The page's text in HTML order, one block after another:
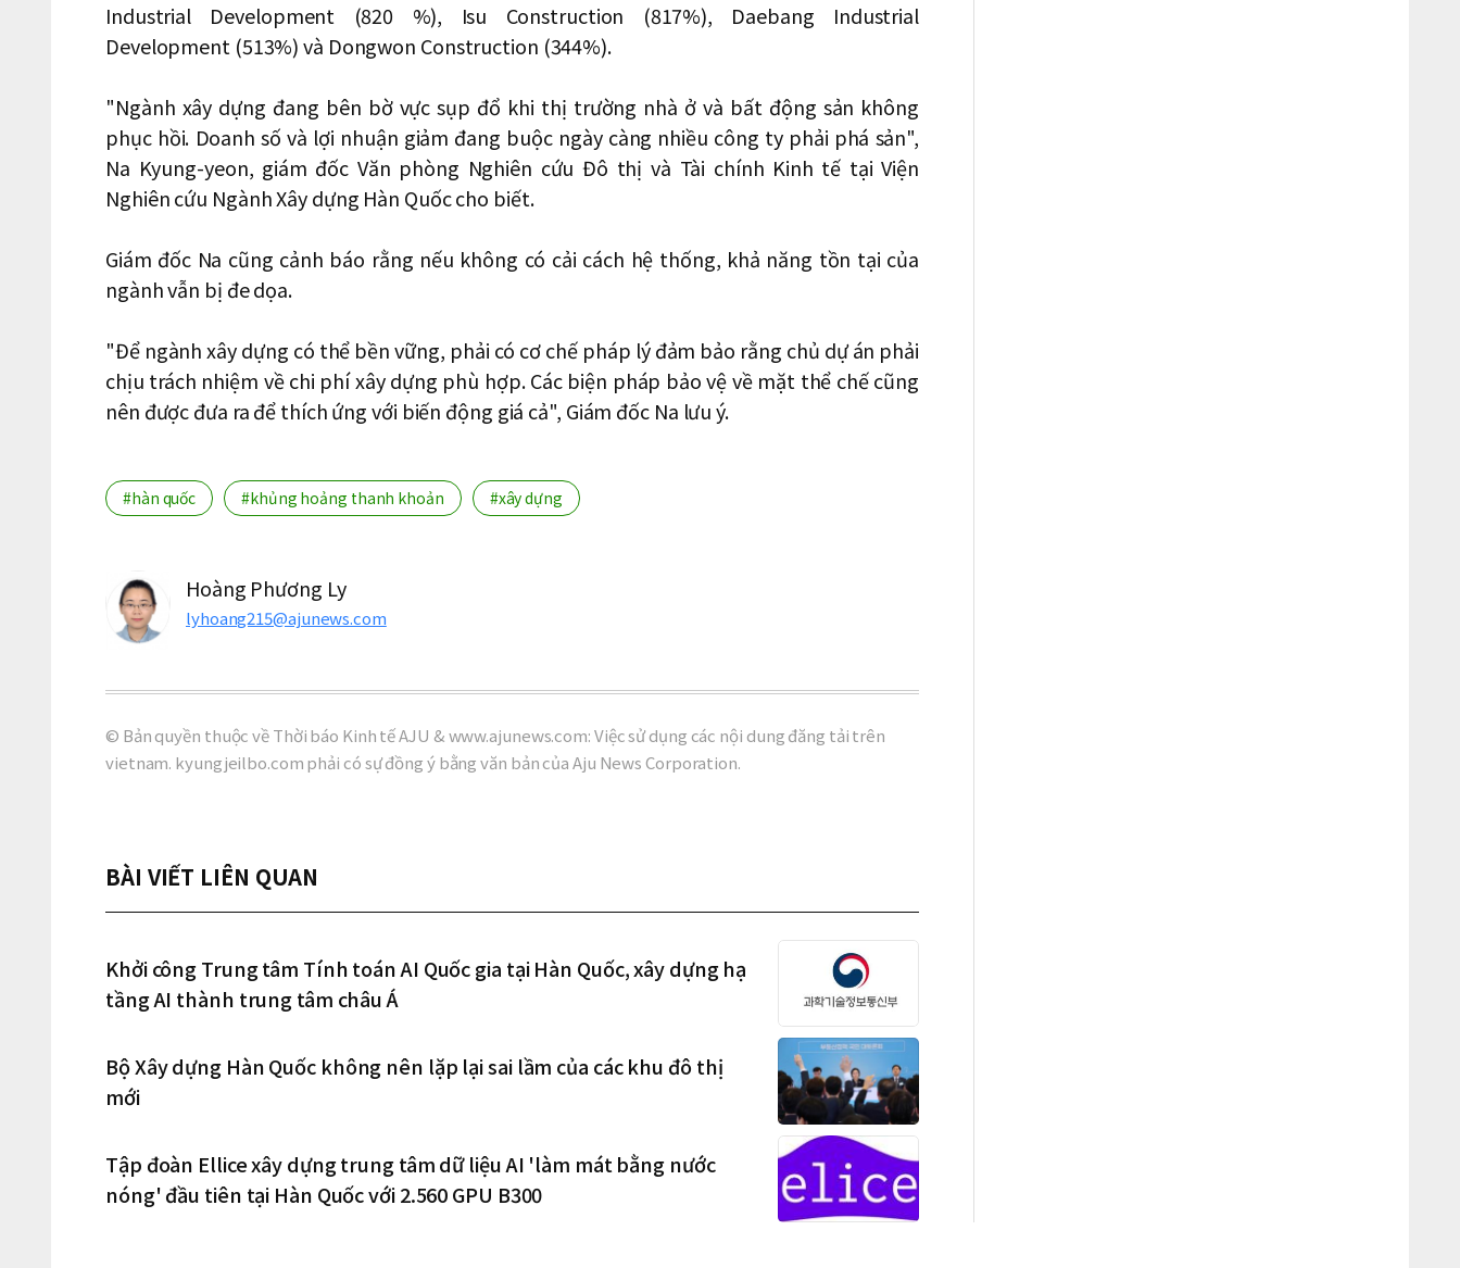
Industrial Development (820 %), Isu Construction (817%), Daebang Industrial
Development (513%) và Dongwon Construction (344%).
"Ngành xây dựng đang bên bờ vực sụp đổ khi thị trường nhà ở và bất động sản không
phục hồi. Doanh số và lợi nhuận giảm đang buộc ngày càng nhiều công ty phải phá sản",
Na Kyung-yeon, giám đốc Văn phòng Nghiên cứu Đô thị và Tài chính Kinh tế tại Viện
Nghiên cứu Ngành Xây dựng Hàn Quốc cho biết.
Giám đốc Na cũng cảnh báo rằng nếu không có cải cách hệ thống, khả năng tồn tại của
ngành vẫn bị đe dọa.
"Để ngành xây dựng có thể bền vững, phải có cơ chế pháp lý đảm bảo rằng chủ dự án phải
chịu trách nhiệm về chi phí xây dựng phù hợp. Các biện pháp bảo vệ về mặt thể chế cũng
nên được đưa ra để thích ứng với biến động giá cả", Giám đốc Na lưu ý.
#hàn quốc #khủng hoảng thanh khoản #xây dựng
Hoàng Phương Ly
lyhoang215@ajunews.com
© Bản quyền thuộc về Thời báo Kinh tế AJU & www.ajunews.com: Việc sử dụng các nội dung đăng tải trên
vietnam. kyungjeilbo.com phải có sự đồng ý bằng văn bản của Aju News Corporation.
BÀI VIẾT LIÊN QUAN
Khởi công Trung tâm Tính toán AI Quốc gia tại Hàn Quốc, xây dựng hạ
tầng AI thành trung tâm châu Á
Bộ Xây dựng Hàn Quốc không nên lặp lại sai lầm của các khu đô thị
mới
Tập đoàn Ellice xây dựng trung tâm dữ liệu AI 'làm mát bằng nước
nóng' đầu tiên tại Hàn Quốc với 2.560 GPU B300